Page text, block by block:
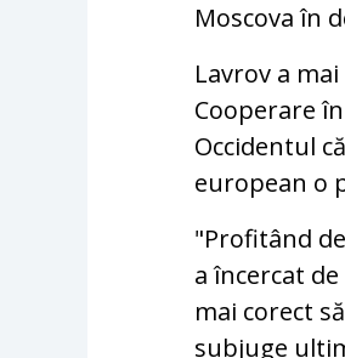
Moscova în
Lavrov a
Cooperare
Occidentul
european o
"Profitând
a încercat
mai corect
subjuge